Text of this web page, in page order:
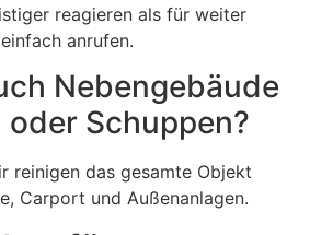
reagieren als für weiter
anrufen.
Nebengebäude
oder Schuppen?
reinigen das gesamte Objekt
Carport und Außenanlagen.